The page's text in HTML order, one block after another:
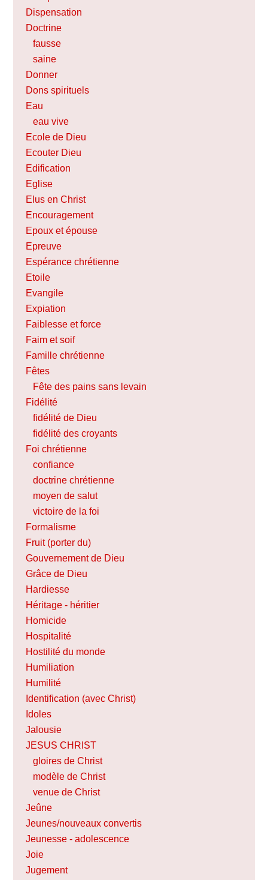
Dispensation
Doctrine
fausse
saine
Donner
Dons spirituels
Eau
eau vive
Ecole de Dieu
Ecouter Dieu
Edification
Eglise
Elus en Christ
Encouragement
Epoux et épouse
Epreuve
Espérance chrétienne
Etoile
Evangile
Expiation
Faiblesse et force
Faim et soif
Famille chrétienne
Fêtes
Fête des pains sans levain
Fidélité
fidélité de Dieu
fidélité des croyants
Foi chrétienne
confiance
doctrine chrétienne
moyen de salut
victoire de la foi
Formalisme
Fruit (porter du)
Gouvernement de Dieu
Grâce de Dieu
Hardiesse
Héritage - héritier
Homicide
Hospitalité
Hostilité du monde
Humiliation
Humilité
Identification (avec Christ)
Idoles
Jalousie
JESUS CHRIST
gloires de Christ
modèle de Christ
venue de Christ
Jeûne
Jeunes/nouveaux convertis
Jeunesse - adolescence
Joie
Jugement